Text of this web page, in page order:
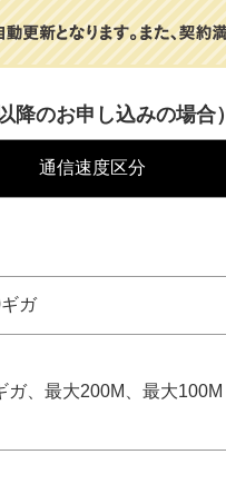
のお申し込みの場合）
通信速度区分
ガ
ガ、最大200M、最大100M